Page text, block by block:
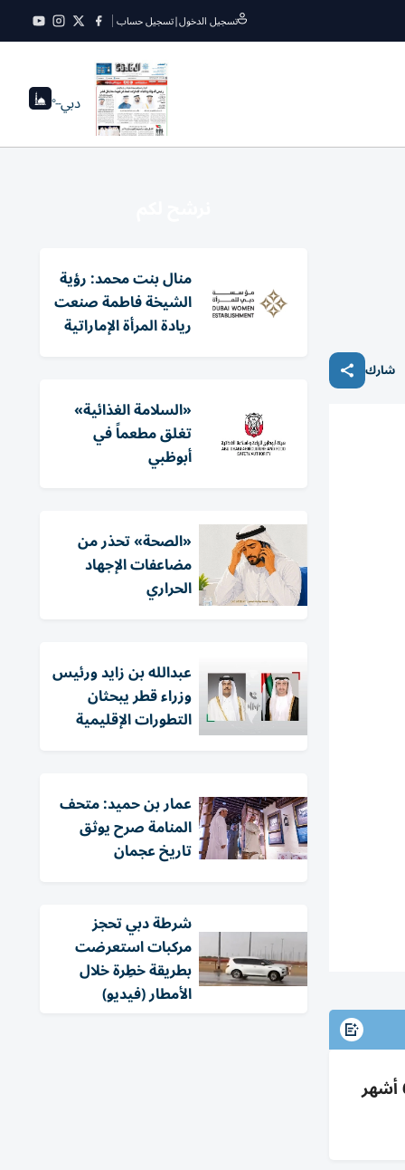
تسجيل الدخول|تسجيل حساب
دبي--°
شارك
مؤسسة محمد بن راشد للإسكان تطلق مبادرة «روّاد الإسكان» لتأهيل 15 قائداً من الصف الثاني عبر برنامج 6 أشهر
منال بنت محمد: رؤية
الشيخة فاطمة صنعت
ريادة المرأة الإماراتية
«السلامة الغذائية»
تغلق مطعماً في
أبوظبي
«الصحة» تحذر من
مضاعفات الإجهاد
الحراري
عبدالله بن زايد ورئيس
وزراء قطر يبحثان
التطورات الإقليمية
عمار بن حميد: متحف
المنامة صرح يوثق
تاريخ عجمان
شرطة دبي تحجز
مركبات استعرضت
بطريقة خطِرة خلال
الأمطار (فيديو)